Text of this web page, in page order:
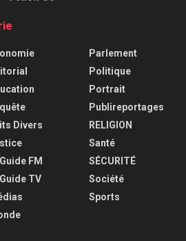
Divers
FM
TV
Parlement
Politique
Portrait
Publireportages
RELIGION
Santé
SÉCURITÉ
Société
Sports